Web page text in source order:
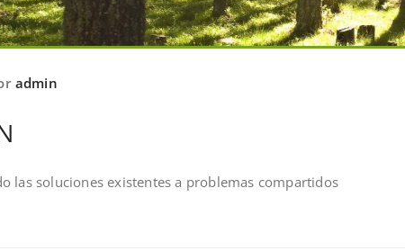
admin
las soluciones existentes a problemas compartidos